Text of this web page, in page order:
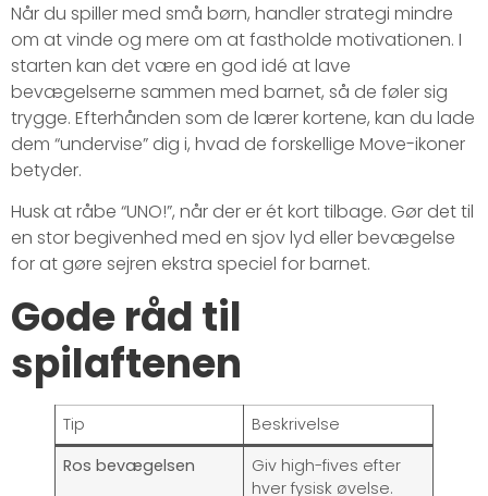
Når du spiller med små børn, handler strategi mindre
om at vinde og mere om at fastholde motivationen. I
starten kan det være en god idé at lave
bevægelserne sammen med barnet, så de føler sig
trygge. Efterhånden som de lærer kortene, kan du lade
dem “undervise” dig i, hvad de forskellige Move-ikoner
betyder.
Husk at råbe “UNO!”, når der er ét kort tilbage. Gør det til
en stor begivenhed med en sjov lyd eller bevægelse
for at gøre sejren ekstra speciel for barnet.
Gode råd til
spilaftenen
Tip
Beskrivelse
Ros bevægelsen
Giv high-fives efter
hver fysisk øvelse.